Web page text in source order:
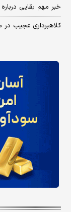
خبر مهم بقایی
کلاهبرداری عجیب در